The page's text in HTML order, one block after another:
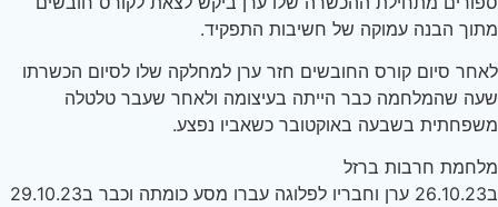
הבנה עמוקה של חשיבות התפקיד.
סיום קורס החובשים חזר ערן למחלקה שלו לסיום הכשרתו
שהמלחמה כבר הייתה בעיצומה ולאחר שעבר טלטלה
בשבעה באוקטובר כשאביו נפצע.
חרבות ברזל
ב26.10.23 ערן וחבריו לפלוגה עברו מסע כומתה וכבר ב29.10.23